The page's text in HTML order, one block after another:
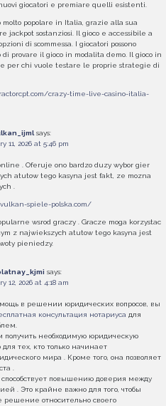
giocatori e premiare quelli esistenti.
molto popolare in Italia, grazie alla sua
jackpot sostanziosi. Il gioco e accessibile a
di scommessa. I giocatori possono
provare il gioco in modalita demo. Il gioco in
per chi vuole testare le proprie strategie di
crazy-time-live-casino-italia-
says:
11, 2026 at 5:46 pm
. Oferuje ono bardzo duzy wybor gier
atutow tego kasyna jest fakt, ze mozna
.
spiele-polska.com/
wsrod graczy . Gracze moga korzystac
z najwiekszych atutow tego kasyna jest
pieniedzy.
says:
12, 2026 at 4:18 am
в решении юридических вопросов, вы
консультация нотариуса для
получить необходимую юридическую
тех, кто только начинает
мира . Кроме того, она позволяет
.
повышению доверия между
. Это крайне важно для того, чтобы
решение относительно своего